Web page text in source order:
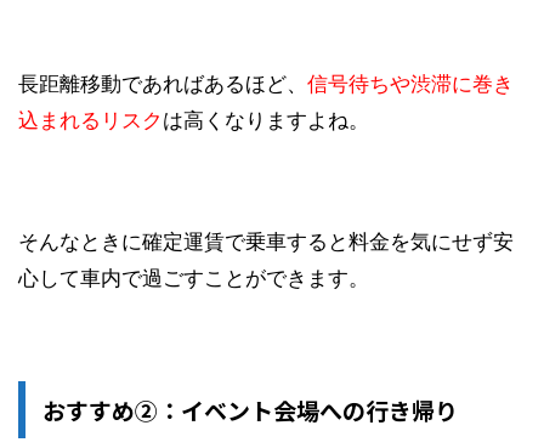
長距離移動であればあるほど、 信号待ちや渋滞に巻き
込まれるリスク は高くなりますよね。
そんなときに確定運賃で乗車すると料金を気にせず安
心して車内で過ごすことができます。
おすすめ②：イベント会場への行き帰り